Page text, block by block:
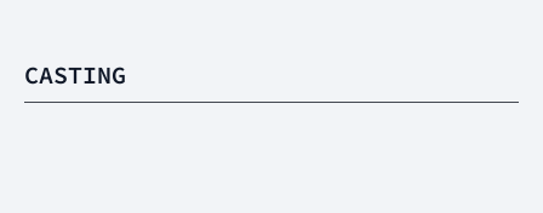
CASTING